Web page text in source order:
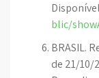
blic/
BRASIL.
de 21/10/